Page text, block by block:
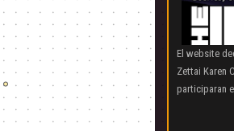
El website
Zettai Karen
participaran